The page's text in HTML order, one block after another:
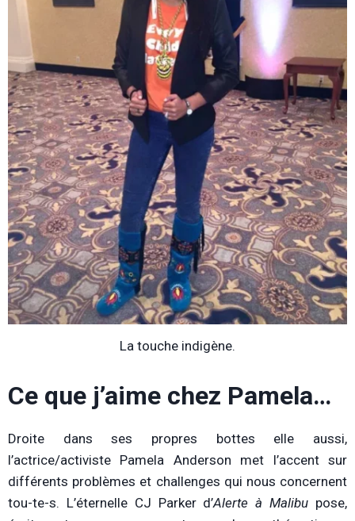
La touche indigène.
Ce que j’aime chez Pamela…
Droite dans ses propres bottes elle aussi,
l’actrice/activiste Pamela Anderson met l’accent sur
différents problèmes et challenges qui nous concernent
tou-te-s. L’éternelle CJ Parker d’Alerte à Malibu pose,